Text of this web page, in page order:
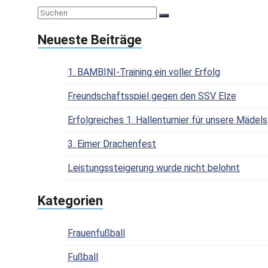
Neueste Beiträge
1. BAMBINI-Training ein voller Erfolg
Freundschaftsspiel gegen den SSV Elze
Erfolgreiches 1. Hallenturnier für unsere Mädels
3. Eimer Drachenfest
Leistungssteigerung wurde nicht belohnt
Kategorien
Frauenfußball
Fußball